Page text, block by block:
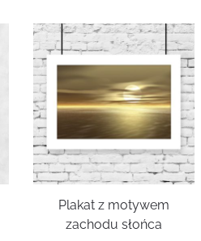
Plakat z motywem
zachodu słońca